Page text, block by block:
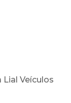
Veículos